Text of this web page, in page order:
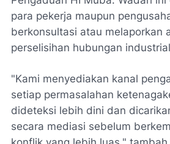
para pekerja maupun
berkonsultasi atau melaporkan
perselisihan hubungan
"Kami menyediakan kanal
setiap permasalahan
dideteksi lebih dini dan
secara mediasi sebelum